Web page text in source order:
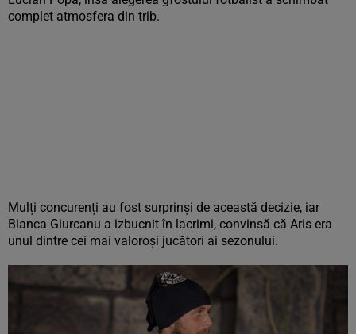
complet atmosfera din trib.
Mulți concurenți au fost surprinși de această decizie, iar
Bianca Giurcanu a izbucnit în lacrimi, convinsă că Aris era
unul dintre cei mai valoroși jucători ai sezonului.